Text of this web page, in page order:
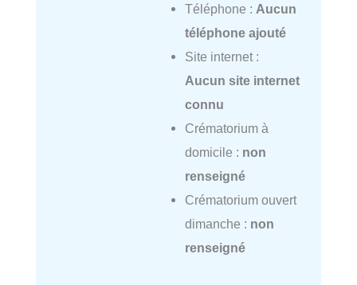
Téléphone : Aucun
téléphone ajouté
Site internet :
Aucun site internet
connu
Crématorium à
domicile : non
renseigné
Crématorium ouvert
dimanche : non
renseigné